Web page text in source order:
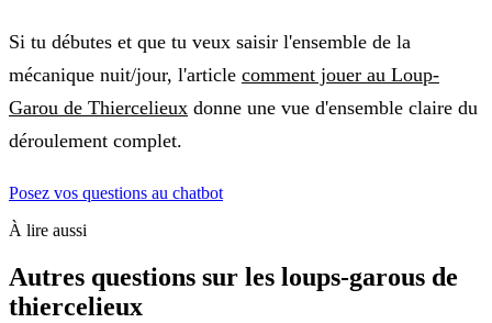
Si tu débutes et que tu veux saisir l'ensemble de la
mécanique nuit/jour, l'article comment jouer au Loup-
Garou de Thiercelieux donne une vue d'ensemble claire du
déroulement complet.
Posez vos questions au chatbot
À lire aussi
Autres questions sur les loups-garous de
thiercelieux